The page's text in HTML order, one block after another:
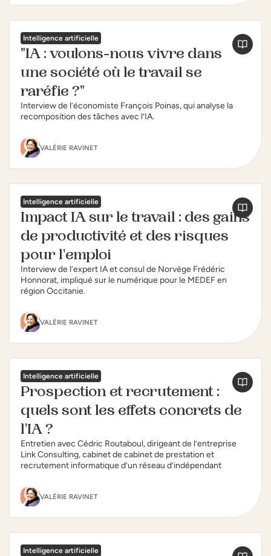
Intelligence artificielle
"IA : voulons-nous vivre dans
une société où le travail se
raréfie ?"
Interview de l’économiste François Poinas, qui analyse la
recomposition des tâches avec l’IA.
VALÉRIE RAVINET
Intelligence artificielle
Impact IA sur le travail : des gains
de productivité et des risques
pour l'emploi
Interview de l’expert IA et consul de Norvège Frédéric
Honnorat, impliqué sur le numérique pour le MEDEF en
région Occitanie.
VALÉRIE RAVINET
Intelligence artificielle
Prospection et recrutement :
quels sont les effets concrets de
l'IA ?
Entretien avec Cédric Routaboul, dirigeant de l’entreprise
Link Consulting, cabinet de cabinet de prestation et
recrutement informatique d’un réseau d’indépendant
VALÉRIE RAVINET
Intelligence artificielle